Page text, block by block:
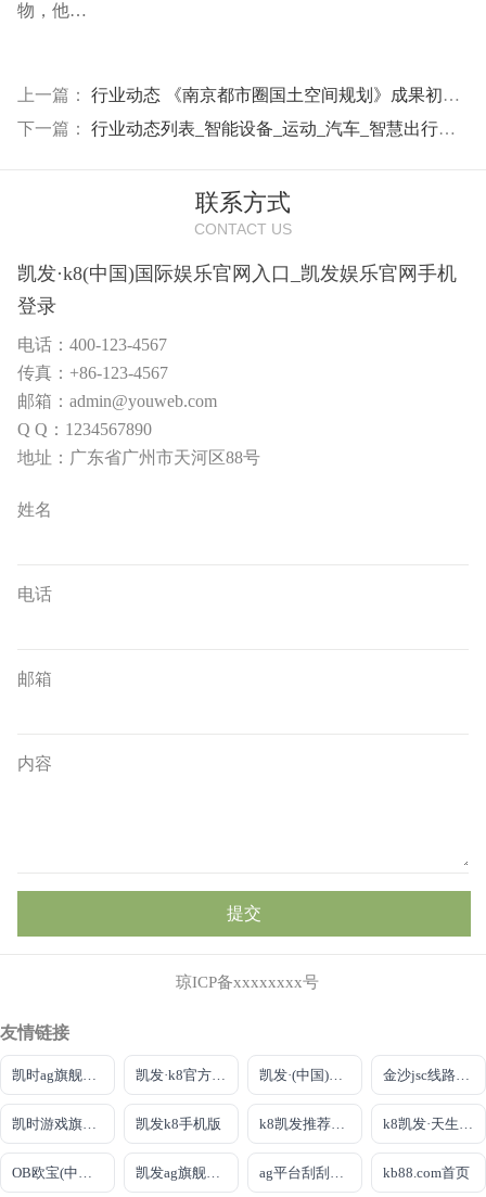
物，他…
上一篇：
行业动态 《南京都市圈国土空间规划》成果初显助推国家级现代化都市圈建设
下一篇：
行业动态列表_智能设备_运动_汽车_智慧出行频道_天极网
联系方式
CONTACT US
凯发·k8(中国)国际娱乐官网入口_凯发娱乐官网手机
登录
电话：400-123-4567
传真：+86-123-4567
邮箱：admin@youweb.com
Q Q：1234567890
地址：广东省广州市天河区88号
姓名
电话
邮箱
内容
提交
琼ICP备xxxxxxxx号
友情链接
凯时ag旗舰厅官网 凯发·k8官方网站 凯发·(中国)真人首先娱乐 金沙jsc线路检测
凯时游戏旗舰厅 凯发k8手机版 k8凯发推荐娱乐真人 k8凯发·天生赢家
OB欧宝(中国)官方网站 凯发ag旗舰厅网站下载 ag平台刮刮卡官网入口 kb88.com首页